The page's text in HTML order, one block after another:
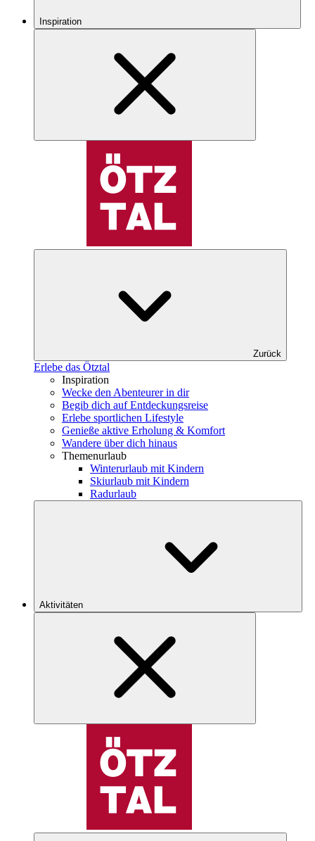
Inspiration
Zurück
Erlebe das Ötztal
Inspiration
Wecke den Abenteurer in dir
Begib dich auf Entdeckungsreise
Erlebe sportlichen Lifestyle
Genieße aktive Erholung & Komfort
Wandere über dich hinaus
Themenurlaub
Winterurlaub mit Kindern
Skiurlaub mit Kindern
Radurlaub
Aktivitäten